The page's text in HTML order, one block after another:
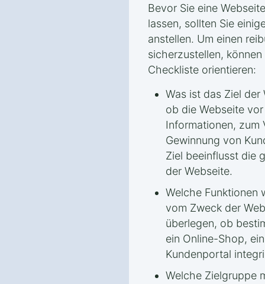
Bevor Sie eine
lassen, sollten Sie
anstellen. Um einen
sicherzustellen,
Checkliste orientieren:
Was ist das Ziel der
ob die Webseite
Informationen, zum
Gewinnung von
Ziel beeinflusst die
der Webseite.
Welche Funktionen
vom Zweck der
überlegen, ob
ein Online-Shop,
Kundenportal
Welche Zielgruppe